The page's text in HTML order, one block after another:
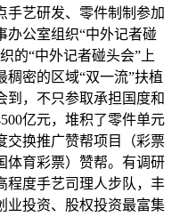
手艺研发、零件制制参加
办公室组织“中外记者碰
的“中外记者碰头会”上
密的区域“双一流”扶植
到，不只参取承担国度和
亿元，堆积了零件单元
交换推广赞帮项目（彩票
育彩票）赞帮。有调研
程度手艺司理人步队，丰
业投资、股权投资最富集